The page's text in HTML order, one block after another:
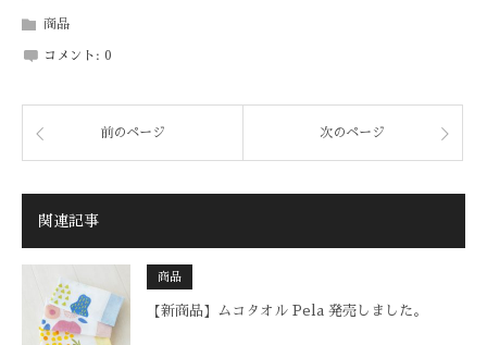
商品
コメント: 0
前のページ 次のページ
関連記事
商品
【新商品】ムコタオル Pela 発売しました。